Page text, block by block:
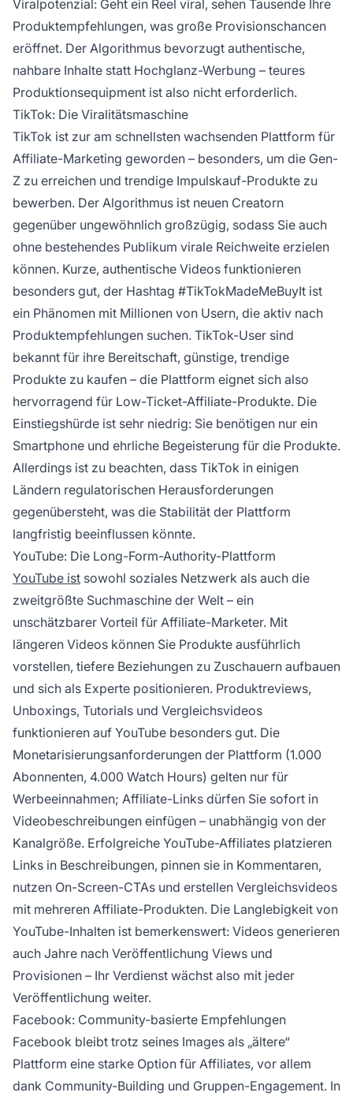
Viralpotenzial: Geht ein Reel viral, sehen Tausende Ihre
Produktempfehlungen, was große Provisionschancen
eröffnet. Der Algorithmus bevorzugt authentische,
nahbare Inhalte statt Hochglanz-Werbung – teures
Produktionsequipment ist also nicht erforderlich.
TikTok: Die Viralitätsmaschine
TikTok ist zur am schnellsten wachsenden Plattform für
Affiliate-Marketing geworden – besonders, um die Gen-
Z zu erreichen und trendige Impulskauf-Produkte zu
bewerben. Der Algorithmus ist neuen Creatorn
gegenüber ungewöhnlich großzügig, sodass Sie auch
ohne bestehendes Publikum virale Reichweite erzielen
können. Kurze, authentische Videos funktionieren
besonders gut, der Hashtag #TikTokMadeMeBuyIt ist
ein Phänomen mit Millionen von Usern, die aktiv nach
Produktempfehlungen suchen. TikTok-User sind
bekannt für ihre Bereitschaft, günstige, trendige
Produkte zu kaufen – die Plattform eignet sich also
hervorragend für Low-Ticket-Affiliate-Produkte. Die
Einstiegshürde ist sehr niedrig: Sie benötigen nur ein
Smartphone und ehrliche Begeisterung für die Produkte.
Allerdings ist zu beachten, dass TikTok in einigen
Ländern regulatorischen Herausforderungen
gegenübersteht, was die Stabilität der Plattform
langfristig beeinflussen könnte.
YouTube: Die Long-Form-Authority-Plattform
YouTube ist sowohl soziales Netzwerk als auch die
zweitgrößte Suchmaschine der Welt – ein
unschätzbarer Vorteil für Affiliate-Marketer. Mit
längeren Videos können Sie Produkte ausführlich
vorstellen, tiefere Beziehungen zu Zuschauern aufbauen
und sich als Experte positionieren. Produktreviews,
Unboxings, Tutorials und Vergleichsvideos
funktionieren auf YouTube besonders gut. Die
Monetarisierungsanforderungen der Plattform (1.000
Abonnenten, 4.000 Watch Hours) gelten nur für
Werbeeinnahmen; Affiliate-Links dürfen Sie sofort in
Videobeschreibungen einfügen – unabhängig von der
Kanalgröße. Erfolgreiche YouTube-Affiliates platzieren
Links in Beschreibungen, pinnen sie in Kommentaren,
nutzen On-Screen-CTAs und erstellen Vergleichsvideos
mit mehreren Affiliate-Produkten. Die Langlebigkeit von
YouTube-Inhalten ist bemerkenswert: Videos generieren
auch Jahre nach Veröffentlichung Views und
Provisionen – Ihr Verdienst wächst also mit jeder
Veröffentlichung weiter.
Facebook: Community-basierte Empfehlungen
Facebook bleibt trotz seines Images als „ältere“
Plattform eine starke Option für Affiliates, vor allem
dank Community-Building und Gruppen-Engagement. In